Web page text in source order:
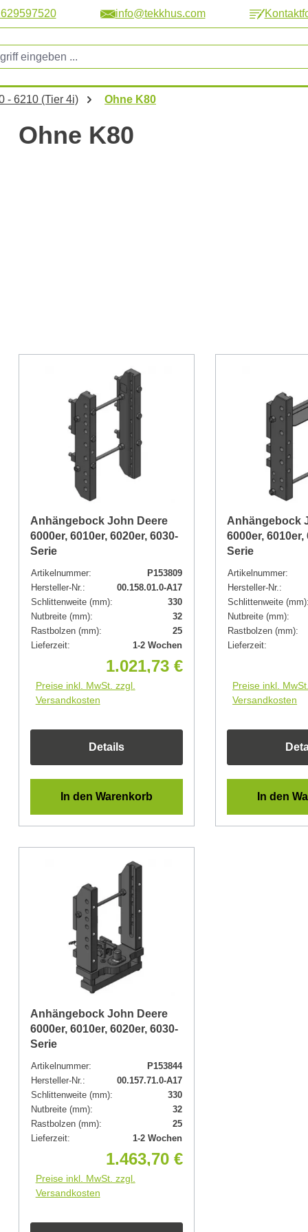
info@tekkhus.com
- 6210 (Tier 4i) Ohne K80
Ohne K80
Anhängebock John Deere
6000er, 6010er, 6020er, 6030-
Serie
Artikelnummer:
P153809
Hersteller-Nr.:
00.158.01.0-A17
Schlittenweite (mm):
330
Nutbreite (mm):
32
Rastbolzen (mm):
25
Lieferzeit:
1-2 Wochen
1.021,73 €
Preise inkl. MwSt. zzgl.
Versandkosten
Details
In den Warenkorb
Anhängebock
6000er, 6010er,
Serie
Artikelnummer:
Hersteller-Nr.:
Schlittenweite
Nutbreite (mm):
Rastbolzen (mm):
Lieferzeit:
Preise inkl.
Versandkosten
In den
Anhängebock John Deere
6000er, 6010er, 6020er, 6030-
Serie
Artikelnummer:
P153844
Hersteller-Nr.:
00.157.71.0-A17
Schlittenweite (mm):
330
Nutbreite (mm):
32
Rastbolzen (mm):
25
Lieferzeit:
1-2 Wochen
1.463,70 €
Preise inkl. MwSt. zzgl.
Versandkosten